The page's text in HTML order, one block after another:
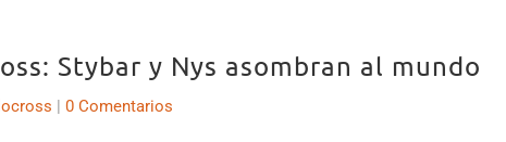
Stybar y Nys asombran al mundo
|0 Comentarios